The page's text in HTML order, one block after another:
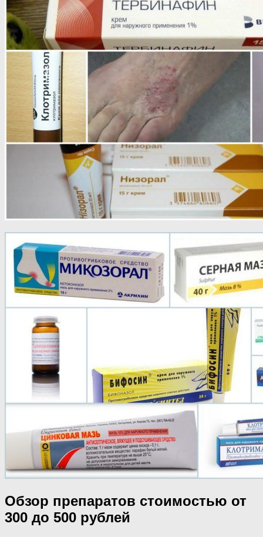
Обзор препаратов стоимостью от
300 до 500 рублей